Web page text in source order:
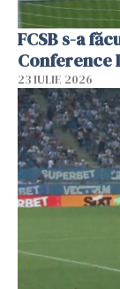
FCSB s-a
Conference
23 IULIE 2026